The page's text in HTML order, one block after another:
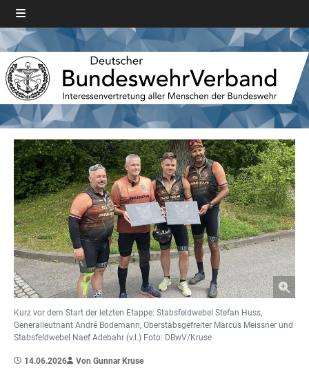
Kurz vor dem Start der letzten Etappe: Stabsfeldwebel Stefan Huss,
Generalleutnant André Bodemann, Oberstabsgefreiter Marcus Meissner und
Stabsfeldwebel Naef Adebahr (v.l.) Foto: DBwV/Kruse
14.06.2026 Von Gunnar Kruse